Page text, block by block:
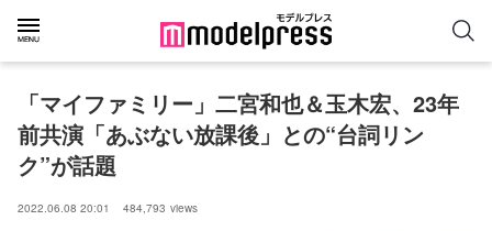
「マイファミリー」二宮和也＆玉木宏、23年
前共演「あぶない放課後」との“台詞リン
ク”が話題
2022.06.08 20:01 484,793 views